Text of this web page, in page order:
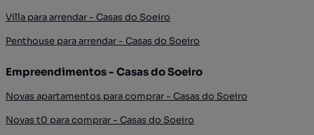
Villa para arrendar - Casas do Soeiro
Penthouse para arrendar - Casas do Soeiro
Empreendimentos - Casas do Soeiro
Novas apartamentos para comprar - Casas do Soeiro
Novas t0 para comprar - Casas do Soeiro